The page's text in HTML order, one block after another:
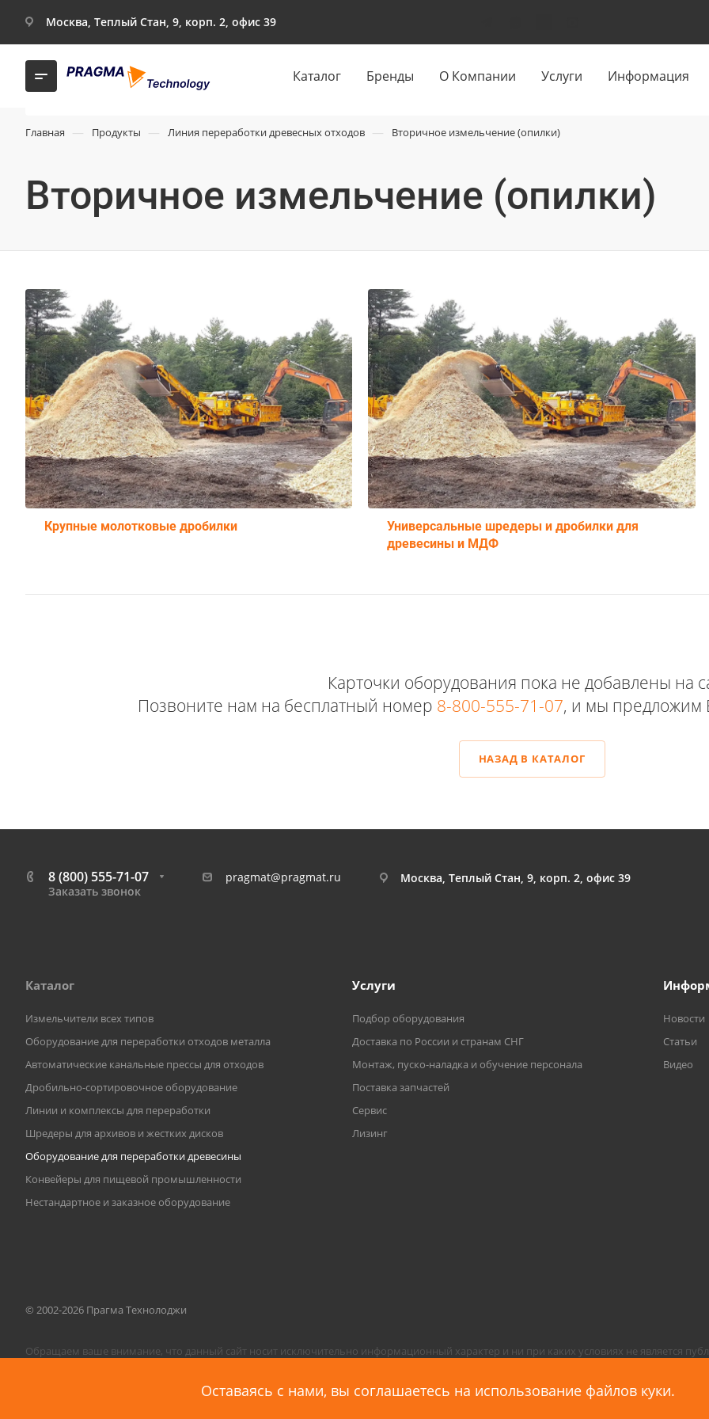
Москва, Теплый Стан, 9, корп. 2, офис 39
Каталог Бренды О Компании Услуги Информация
Главная — Продукты — Линия переработки древесных отходов — Вторичное измельчение (опилки)
Вторичное измельчение (опилки)
Крупные молотковые дробилки
Универсальные шредеры и дробилки для
древесины и МДФ
Карточки оборудования пока не добавлены на
Позвоните нам на бесплатный номер 8-800-555-71-07, и мы предложим
НАЗАД В КАТАЛОГ
8 (800) 555-71-07
Заказать звонок
pragmat@pragmat.ru Москва, Теплый Стан, 9, корп. 2, офис 39
Каталог
Измельчители всех типов
Оборудование для переработки отходов металла
Автоматические канальные прессы для отходов
Дробильно-сортировочное оборудование
Линии и комплексы для переработки
Шредеры для архивов и жестких дисков
Оборудование для переработки древесины
Конвейеры для пищевой промышленности
Нестандартное и заказное оборудование
Услуги
Подбор оборудования
Доставка по России и странам СНГ
Монтаж, пуско-наладка и обучение персонала
Поставка запчастей
Сервис
Лизинг
Новости
Статьи
Видео
© 2002-2026 Прагма Технолоджи
Обращаем ваше внимание, что данный сайт носит исключительно информационный характер и ни при каких условиях не является
Оставаясь с нами, вы соглашаетесь на использование файлов куки.